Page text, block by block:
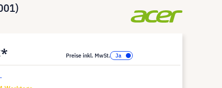
Preise inkl. MwSt.